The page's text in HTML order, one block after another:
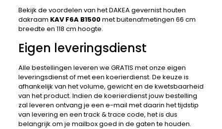
Bekijk de voordelen van het DAKEA gevernist houten
dakraam KAV F6A B1500met buitenafmetingen 66 cm
breedte en 118 cm hoogte.
Eigen leveringsdienst
Alle bestellingen leveren we GRATIS met onze eigen
leveringsdienst of met een koerierdienst. De keuze is
afhankelijk van het volume, gewicht en de kwetsbaarheid
van het product. Indien de koerierdienst jouw bestelling
zal leveren ontvang je een e-mail met daarin het tijdstip
van levering en een track & trace code, het is dus
belangrijk om je mailbox goed in de gaten te houden.